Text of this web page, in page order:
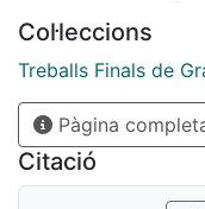
Col·leccions
Treballs Finals de
Pàgina
Citació